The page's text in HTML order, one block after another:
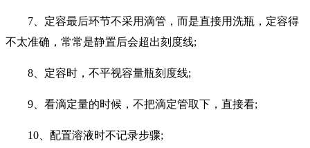
7、定容最后环节不采用滴管，而是直接用洗瓶，定容得
不太准确，常常是静置后会超出刻度线;
8、定容时，不平视容量瓶刻度线;
9、看滴定量的时候，不把滴定管取下，直接看;
10、配置溶液时不记录步骤;